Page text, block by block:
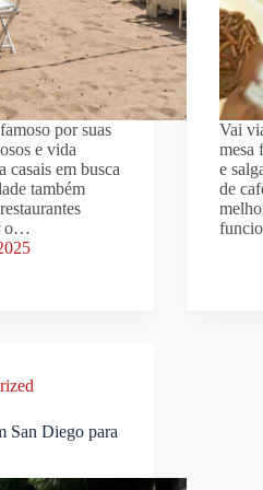
por suas
e vida
casais em busca
também
o…
Vai
mesa
e
de
San Diego para